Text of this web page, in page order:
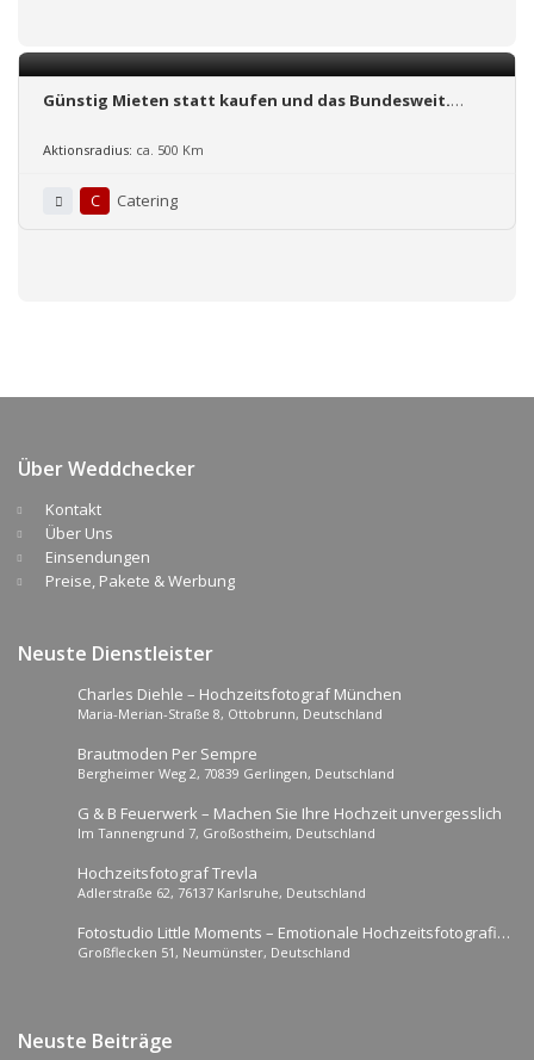
Günstig Mieten statt kaufen und das Bundesweit.
Stuhlhussen
Aktionsradius: ca. 500 Km
C Catering
Über Weddchecker
Kontakt
Über Uns
Einsendungen
Preise, Pakete & Werbung
Neuste Dienstleister
Charles Diehle – Hochzeitsfotograf München
Maria-Merian-Straße 8, Ottobrunn, Deutschland
Brautmoden Per Sempre
Bergheimer Weg 2, 70839 Gerlingen, Deutschland
G & B Feuerwerk – Machen Sie Ihre Hochzeit unvergesslich
Im Tannengrund 7, Großostheim, Deutschland
Hochzeitsfotograf Trevla
Adlerstraße 62, 76137 Karlsruhe, Deutschland
Fotostudio Little Moments – Emotionale Hochzeitsfotografie
für die Ewigkeit
Großflecken 51, Neumünster, Deutschland
Neuste Beiträge